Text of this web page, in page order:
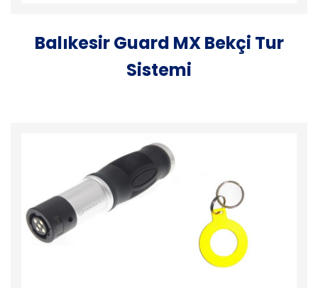
Balıkesir Guard MX Bekçi Tur
Sistemi